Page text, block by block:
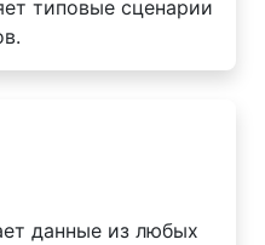
типовые сценарии
данные из любых